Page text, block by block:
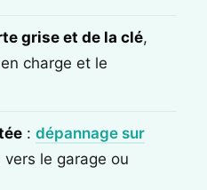
grise et de la clé,
charge et le
: dépannage sur
vers le garage ou